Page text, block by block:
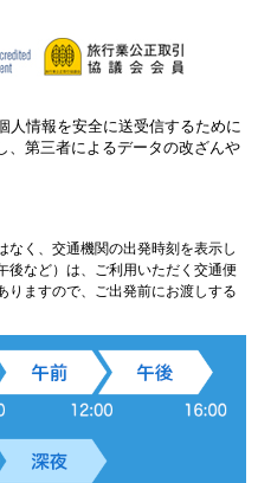
人情報を安全に送受信するために
、第三者によるデータの改ざんや
なく、交通機関の出発時刻を表示し
後など）は、ご利用いただく交通便
りますので、ご出発前にお渡しする